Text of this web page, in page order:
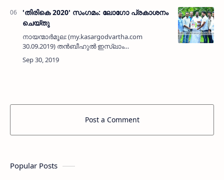
'തിരികെ 2020' സംഗമം: ലോഗോ പ്രകാശനം
ചെയ്തു
നായന്മാര്‍മൂല: (my.kasargodvartha.com
30.09.2019) തന്‍ബീഹുല്‍ ഇസ്‌ലാം
എല്‍ സി ബാച്ചിന്റെ 30ാം വാര്‍ഷിക സംഗമം
Post a Comment
Popular Posts